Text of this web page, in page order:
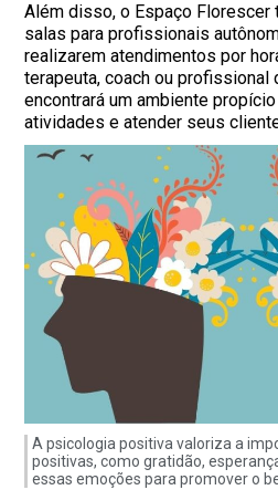
Além disso, o Espaço
salas para profissionais
realizarem atendimentos por
terapeuta, coach ou profissional
encontrará um ambiente
atividades e atender seus
A psicologia positiva valoriza a
positivas, como gratidão,
essas emoções para promover o